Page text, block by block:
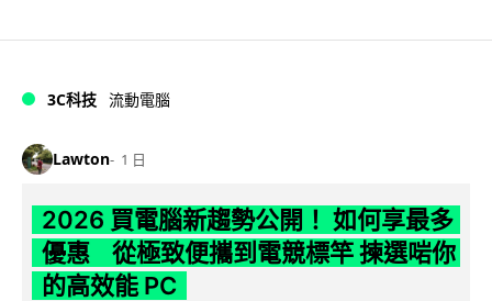
3C科技 流動電腦
Lawton 1 日
2026 買電腦新趨勢公開！ 如何享最多
優惠 從極致便攜到電競標竿 揀選啱你
的高效能 PC